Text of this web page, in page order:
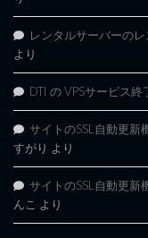
レンタルサーバーの
より
DTI の VPSサービス
サイトのSSL自動更新
すがり より
サイトのSSL自動更新
んこ より